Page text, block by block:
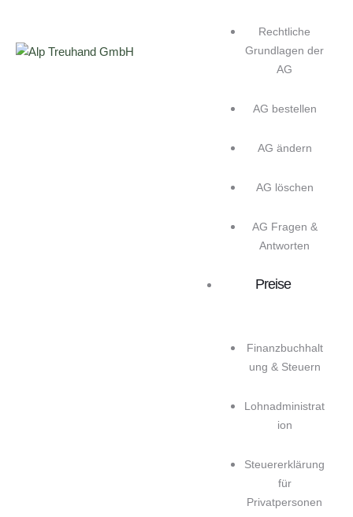
Rechtliche
Grundlagen der
AG
AG bestellen
AG ändern
AG löschen
AG Fragen &
Antworten
Preise
Finanzbuchhalt
ung & Steuern
Lohnadministrat
ion
Steuererklärung
für
Privatpersonen